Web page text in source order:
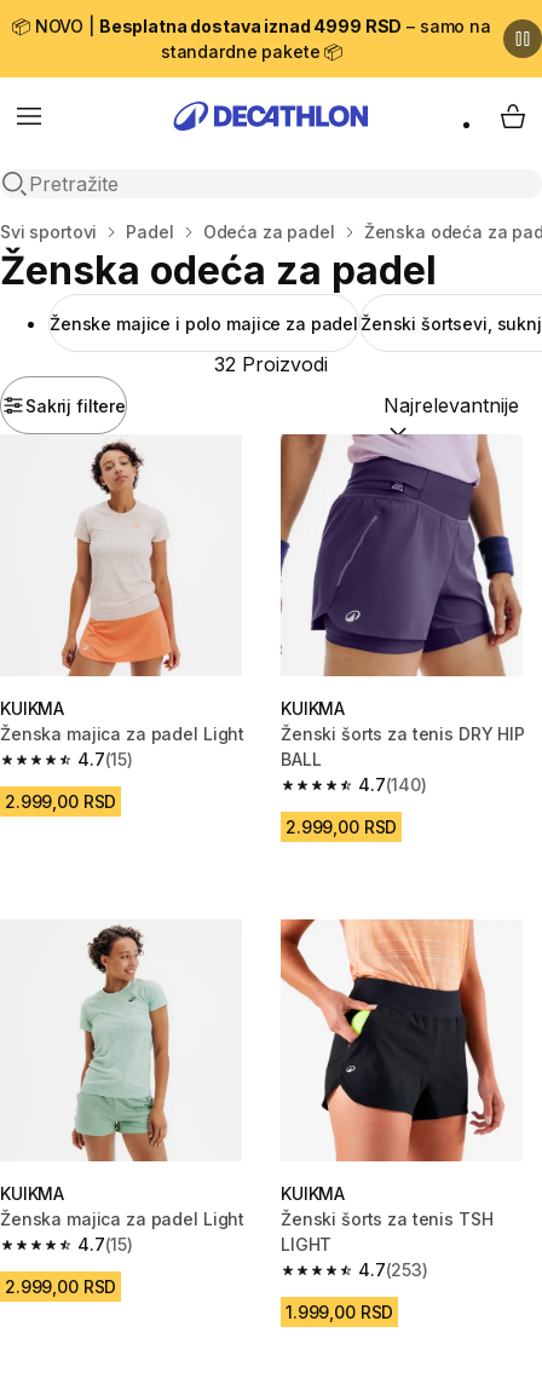
📦 NOVO | Besplatna dostava iznad 4999 RSD – samo na
standardne pakete 📦
Menu
Open search
My
Početna stranica
Svi sportovi Padel Odeća za padel Ženska odeća za
Ženska odeća za padel
Ženske majice i polo majice za padelŽenski šortsevi,
Sakrij filtere
32 Proizvodi
Sortiraj po:
KUIKMA
Ženska majica za padel Light
4.7
4.7 od 5 zvezdica from 15 Recenzije
(15)
2.999,00 RSD
KUIKMA
Ženski šorts za tenis DRY HIP
BALL
4.7
4.7 od 5 zvezdica from 140
(140)
2.999,00 RSD
KUIKMA
Ženska majica za padel Light
4.7
4.7 od 5 zvezdica from 15 Recenzije
(15)
2.999,00 RSD
KUIKMA
Ženski šorts za tenis TSH
LIGHT
4.7
4.7 od 5 zvezdica from 253
(253)
1.999,00 RSD